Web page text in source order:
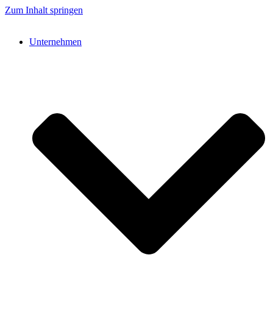
Zum Inhalt springen
Unternehmen